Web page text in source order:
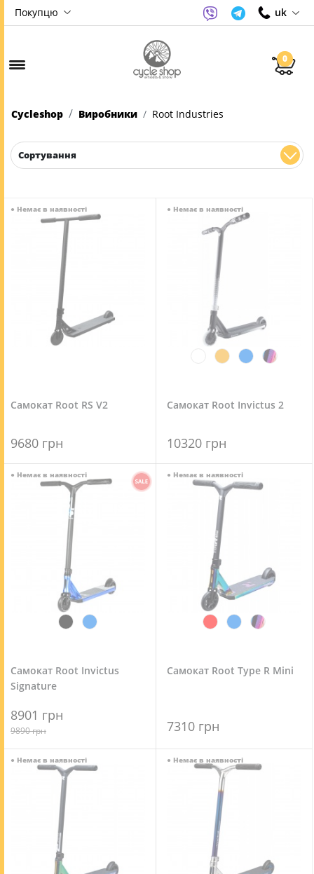
Покупцю uk
0
Cycleshop Виробники Root Industries
Сортування
● Немає в наявності
Самокат Root RS V2
9680 грн
● Немає в наявності
Самокат Root Invictus 2
10320 грн
● Немає в наявності
Самокат Root Invictus
Signature
8901 грн
9890 грн
● Немає в наявності
Самокат Root Type R Mini
7310 грн
● Немає в наявності ● Немає в наявності